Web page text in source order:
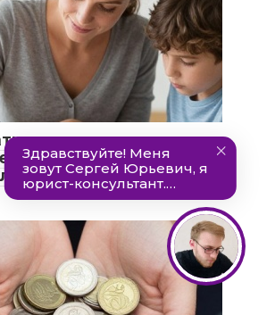
на алименты, если
живет в другом
переехал?